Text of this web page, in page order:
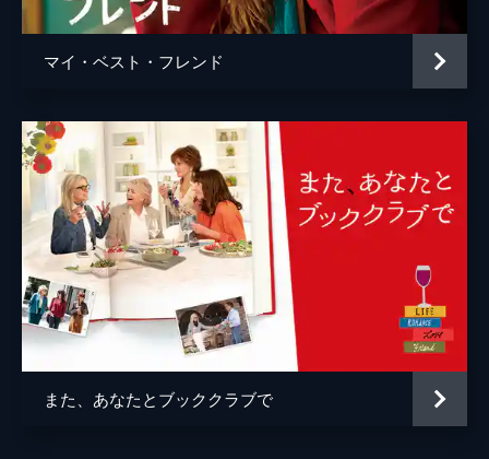
マイ・ベスト・フレンド
また、あなたとブッククラブで